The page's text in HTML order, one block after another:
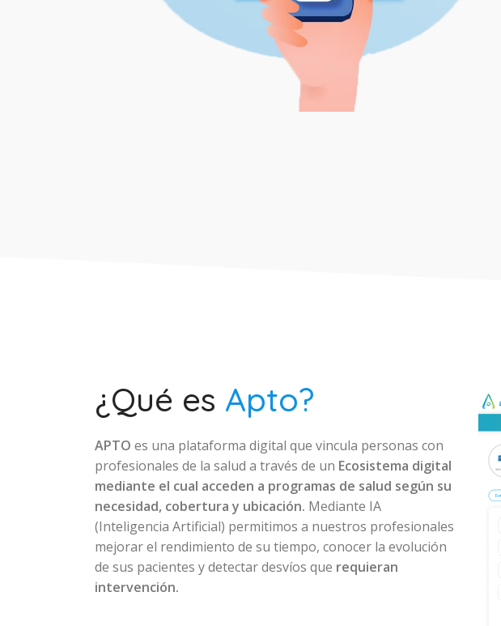
¿Qué es Apto?
APTO es una plataforma digital que vincula personas con
profesionales de la salud a través de un Ecosistema digital
mediante el cual acceden a programas de salud según su
necesidad, cobertura y ubicación. Mediante IA
(Inteligencia Artificial) permitimos a nuestros profesionales
mejorar el rendimiento de su tiempo, conocer la evolución
de sus pacientes y detectar desvíos que requieran
intervención.